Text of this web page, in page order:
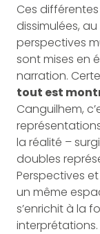
Ces
dissimulées,
perspectives
sont mises en
narration.
tout est
Canguilhem,
la réalité –
doubles
Perspectives
un même
s’enrichit à la
interprétations.